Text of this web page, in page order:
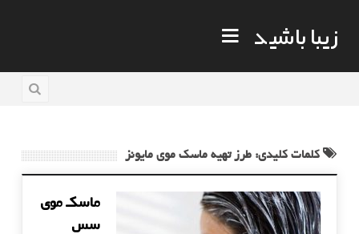
زیبا باشید
کلمات کلیدی: طرز تهیه ماسک موی مایونز
ماسک موی
سس